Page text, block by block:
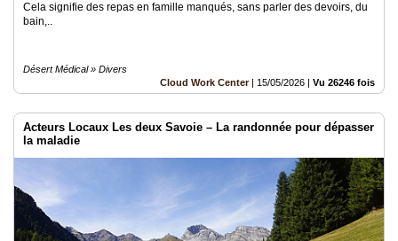
Cela signifie des repas en famille manqués, sans parler des devoirs, du
bain,..
Désert Médical » Divers
Cloud Work Center| 15/05/2026 | Vu 26246 fois
Acteurs Locaux Les deux Savoie – La randonnée pour dépasser
la maladie